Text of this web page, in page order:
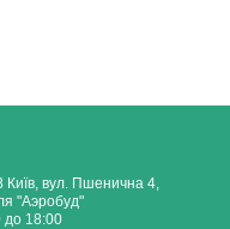
без втрати
Київ, вул. Пшенична 4,
"Аэробуд"
до 18:00